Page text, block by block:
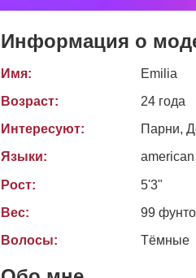
Информация о
Имя:
Emilia
Возраст:
24 года
Интересуют:
Парни,
Языки:
american
Рост:
5'3"
Вес:
99
Волосы:
Тёмные